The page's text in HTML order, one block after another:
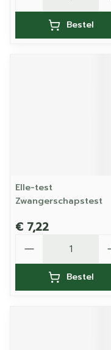
Bestel
Elle-test
Zwangerschapstest
€ 7,22
Bestel